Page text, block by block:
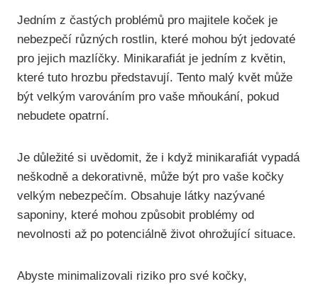
Jedním z častých problémů pro majitele koček je
nebezpečí různých rostlin, které mohou být jedovaté
pro jejich mazlíčky. Minikarafiát je jedním z květin,
které tuto hrozbu představují. Tento malý květ může
být velkým varováním pro vaše mňoukání, pokud
nebudete opatrní.
Je důležité si uvědomit, že i když minikarafiát vypadá
neškodně a dekorativně, může být pro vaše kočky
velkým nebezpečím. Obsahuje látky nazývané
saponiny, které mohou způsobit problémy od
nevolnosti až po potenciálně život ohrožující situace.
Abyste minimalizovali riziko pro své kočky,